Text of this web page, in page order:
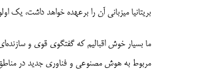
بریتانیا میزبانی آن را برعهده خواهد داشت، یک
ما بسیار خوش اقبالیم که گفتگوی قوی و
مربوط به هوش مصنوعی و فناوری جدید در